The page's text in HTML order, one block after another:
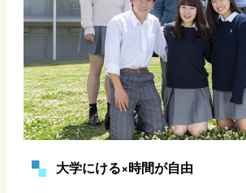
大学にける×時間が自由